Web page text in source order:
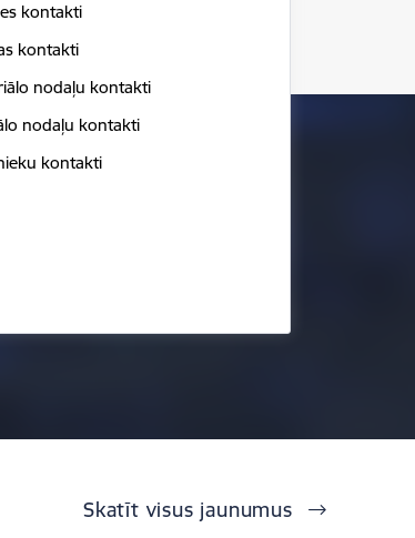
kontakti
kontakti
nodaļu kontakti
nodaļu kontakti
kontakti
Skatīt visus jaunumus